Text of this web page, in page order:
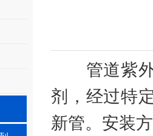
管道紫外
剂，经过特
新管。安装